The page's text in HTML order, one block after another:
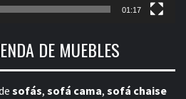
01:17
DE MUEBLES
sofás, sofá cama, sofá chaise